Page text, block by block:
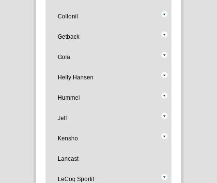
Collonil
Getback
Gola
Helly Hansen
Hummel
Jeff
Kensho
Lancast
LeCoq Sportif